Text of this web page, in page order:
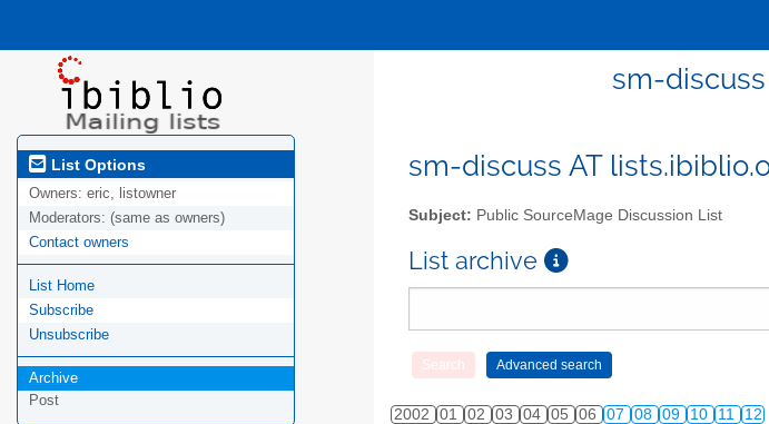
sm-
List Options
Owners: eric, listowner
Moderators: (same as owners)
Contact owners
List Home
Subscribe
Unsubscribe
Archive
Post
sm-discuss AT
Subject: Public SourceMage Discussion List
List archive
2002 01 02 03 04 05 06 07 08 09 10 11 12